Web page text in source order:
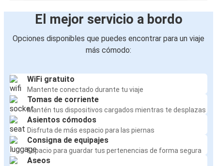
El mejor servicio a bordo
Opciones disponibles que puedes encontrar para un viaje
más cómodo:
WiFi gratuito
Mantente conectado durante tu viaje
Tomas de corriente
Mantén tus dispositivos cargados mientras te desplazas
Asientos cómodos
Disfruta de más espacio para las piernas
Consigna de equipajes
Espacio para guardar tus pertenencias de forma segura
Aseos